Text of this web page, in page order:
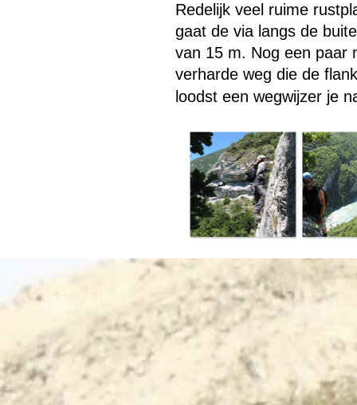
Redelijk veel ruime
gaat de via langs de
van 15 m. Nog een paar
verharde weg die de
loodst een wegwijzer je
Terug naar de inhoud